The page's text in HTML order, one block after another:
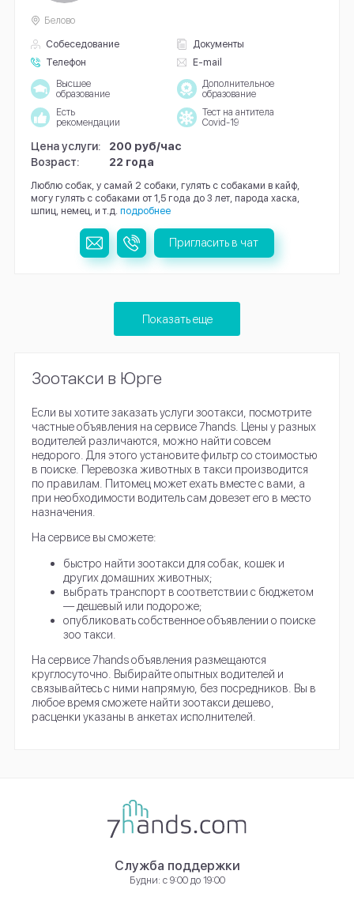
Собеседование
Документы
Телефон
E-mail
Белово
Высшее
образование
Дополнительное
образование
Есть
рекомендации
Тест на антитела
Covid-19
Цена услуги:
200 руб/час
Возраст:
22 года
Люблю собак, у самай 2 собаки, гулять с собаками в кайф,
могу гулять с собаками от 1,5 года до 3 лет, парода хаска,
шпиц, немец, и т.д. подробнее
Пригласить в чат
Показать еще
Зоотакси в Юрге
Если вы хотите заказать услуги зоотакси, посмотрите
частные объявления на сервисе 7hands. Цены у разных
водителей различаются, можно найти совсем
недорого. Для этого установите фильтр со стоимостью
в поиске. Перевозка животных в такси производится
по правилам. Питомец может ехать вместе с вами, а
при необходимости водитель сам довезет его в место
назначения.
На сервисе вы сможете:
быстро найти зоотакси для собак, кошек и
других домашних животных;
выбрать транспорт в соответствии с бюджетом
— дешевый или подороже;
опубликовать собственное объявлении о поиске
зоо такси.
На сервисе 7hands объявления размещаются
круглосуточно. Выбирайте опытных водителей и
связывайтесь с ними напрямую, без посредников. Вы в
любое время сможете найти зоотакси дешево,
расценки указаны в анкетах исполнителей.
Служба поддержки
Будни: с 9:00 до 19:00